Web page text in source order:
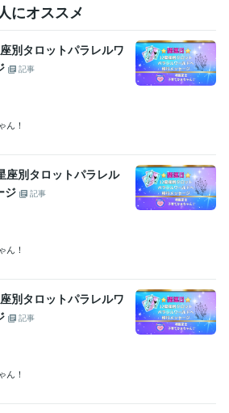
。
ー2級
【複数占術による解決策】 【親子鑑定】
不登校の悩み相談】
【ママへの♡パラレル
解く宝物(才能)鑑定】
の悩み
にオススメ
別タロットパラレルワ
記事
ん！
座別タロットパラレル
ジ
記事
ん！
別タロットパラレルワ
記事
ん！